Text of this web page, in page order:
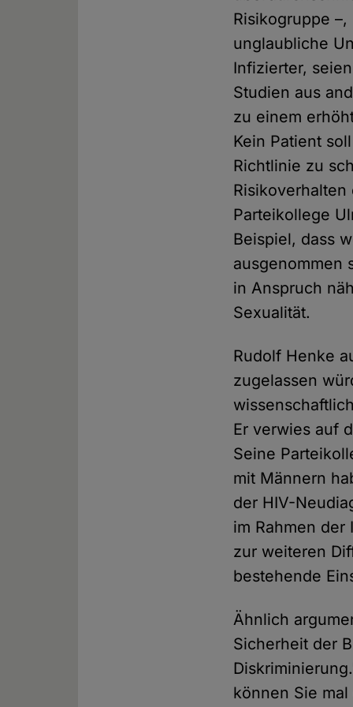
Risikogruppe
unglaubliche
Infizierter,
Studien aus
zu einem
Kein Patient
Richtlinie zu
Parteikollege
Beispiel, dass
ausgenommen
in Anspruch
Sexualität.
Rudolf Henke
zugelassen
Er verwies auf
Seine
mit Männern
der HIV-
im Rahmen
zur weiteren
bestehende
Ähnlich
Sicherheit der
können Sie